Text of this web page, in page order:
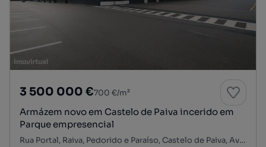
3 500 000 €700 €/m²
Armázem novo em Castelo de Paiva incerido em
Parque empresencial
Rua Portal, Raiva, Pedorido e Paraíso, Castelo de Paiva, Aveiro